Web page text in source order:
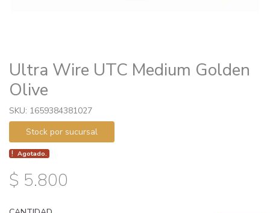
Ultra Wire UTC Medium Golden
Olive
SKU: 1659384381027
Stock por sucursal
Agotado.
$ 5.800